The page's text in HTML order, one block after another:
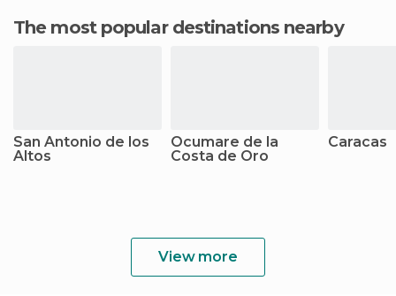
The most popular destinations nearby
San Antonio de los
Altos
Ocumare de la
Costa de Oro
Caracas
View more